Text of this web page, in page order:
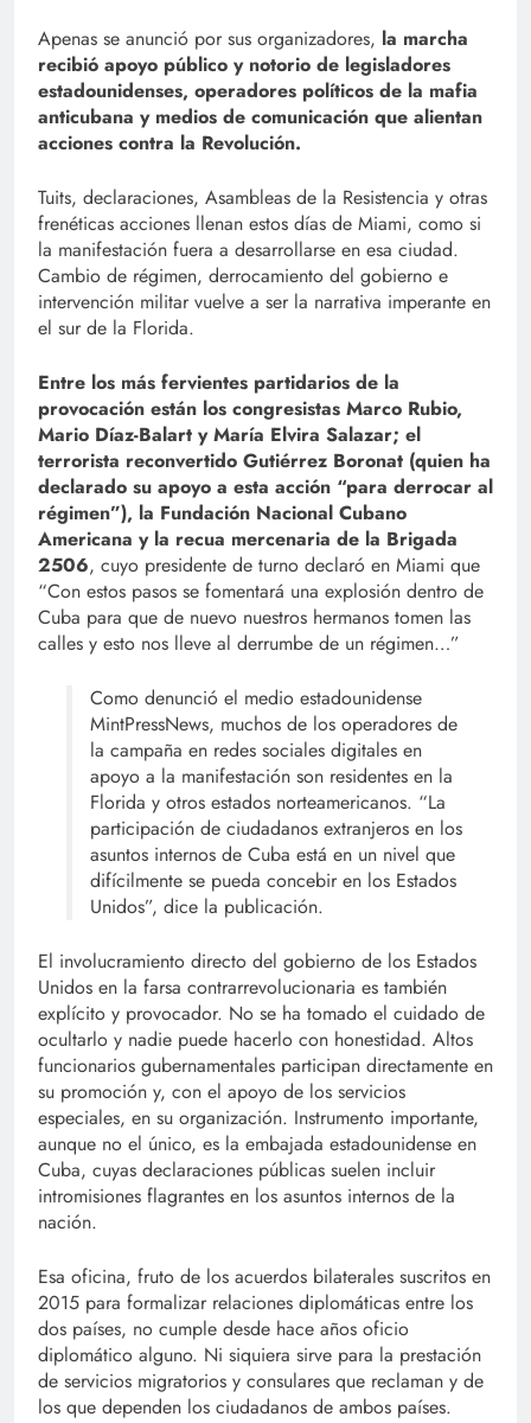
Apenas se anunció por sus organizadores, la marcha
recibió apoyo público y notorio de legisladores
estadounidenses, operadores políticos de la mafia
anticubana y medios de comunicación que alientan
acciones contra la Revolución.
Tuits, declaraciones, Asambleas de la Resistencia y otras
frenéticas acciones llenan estos días de Miami, como si
la manifestación fuera a desarrollarse en esa ciudad.
Cambio de régimen, derrocamiento del gobierno e
intervención militar vuelve a ser la narrativa imperante en
el sur de la Florida.
Entre los más fervientes partidarios de la
provocación están los congresistas Marco Rubio,
Mario Díaz-Balart y María Elvira Salazar; el
terrorista reconvertido Gutiérrez Boronat (quien ha
declarado su apoyo a esta acción “para derrocar al
régimen”), la Fundación Nacional Cubano
Americana y la recua mercenaria de la Brigada
2506, cuyo presidente de turno declaró en Miami que
“Con estos pasos se fomentará una explosión dentro de
Cuba para que de nuevo nuestros hermanos tomen las
calles y esto nos lleve al derrumbe de un régimen…”
Como denunció el medio estadounidense
MintPressNews, muchos de los operadores de
la campaña en redes sociales digitales en
apoyo a la manifestación son residentes en la
Florida y otros estados norteamericanos. “La
participación de ciudadanos extranjeros en los
asuntos internos de Cuba está en un nivel que
difícilmente se pueda concebir en los Estados
Unidos”, dice la publicación.
El involucramiento directo del gobierno de los Estados
Unidos en la farsa contrarrevolucionaria es también
explícito y provocador. No se ha tomado el cuidado de
ocultarlo y nadie puede hacerlo con honestidad. Altos
funcionarios gubernamentales participan directamente en
su promoción y, con el apoyo de los servicios
especiales, en su organización. Instrumento importante,
aunque no el único, es la embajada estadounidense en
Cuba, cuyas declaraciones públicas suelen incluir
intromisiones flagrantes en los asuntos internos de la
nación.
Esa oficina, fruto de los acuerdos bilaterales suscritos en
2015 para formalizar relaciones diplomáticas entre los
dos países, no cumple desde hace años oficio
diplomático alguno. Ni siquiera sirve para la prestación
de servicios migratorios y consulares que reclaman y de
los que dependen los ciudadanos de ambos países.